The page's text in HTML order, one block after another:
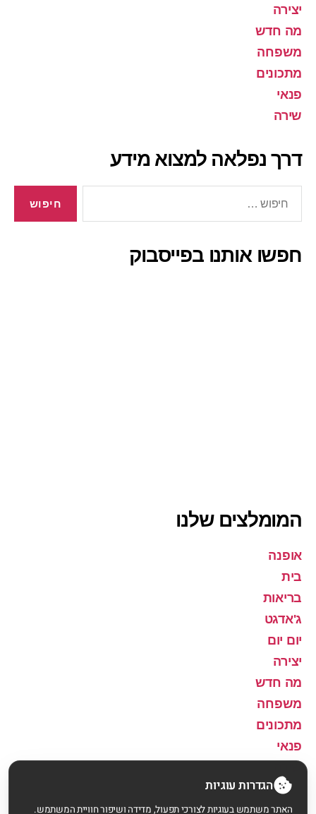
יצירה
מה חדש
משפחה
מתכונים
פנאי
שירה
דרך נפלאה למצוא מידע
חפשו אותנו בפייסבוק
המומלצים שלנו
אופנה
בית
בריאות
ג'אדגט
יום יום
יצירה
מה חדש
משפחה
מתכונים
פנאי
הגדרות עוגיות
האתר משתמש בעוגיות לצורכי תפעול, מדידה ושיפור חוויית המשתמש.